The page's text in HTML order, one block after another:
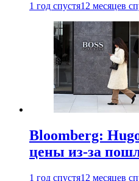
1 год спустя12 месяцев
Bloomberg:
цены из-за
1 год спустя12 месяцев